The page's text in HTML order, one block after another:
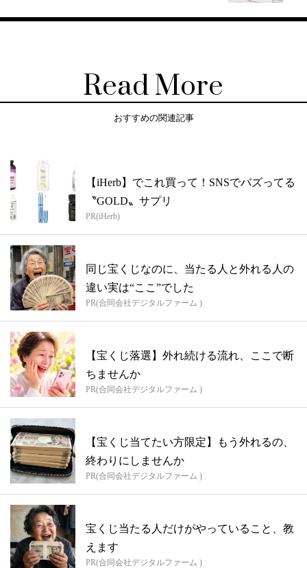
Read More
おすすめの関連記事
【iHerb】でこれ買って！SNSでバズってる
〝GOLD〟サプリ
PR(iHerb)
同じ宝くじなのに、当たる人と外れる人の
違い実は“ここ”でした
PR(合同会社デジタルファーム )
【宝くじ落選】外れ続ける流れ、ここで断
ちませんか
PR(合同会社デジタルファーム )
【宝くじ当てたい方限定】もう外れるの、
終わりにしませんか
PR(合同会社デジタルファーム )
宝くじ当たる人だけがやっていること、教
えます
PR(合同会社デジタルファーム )